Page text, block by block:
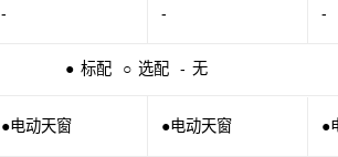
● 标配 ○ 选配 - 无
- - -
●电动天窗 ●电动天窗 ●